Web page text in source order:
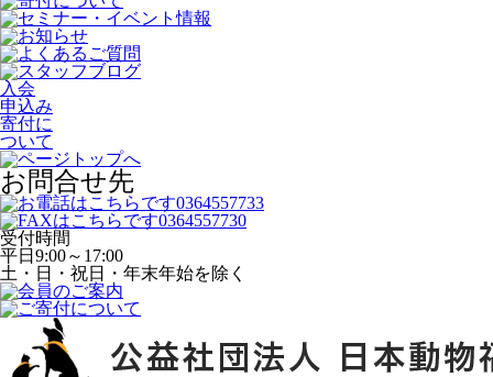
入会
申込み
寄付に
ついて
お問合せ先
受付時間
平日 9:00～17:00
土・日・祝日・年末年始を除く